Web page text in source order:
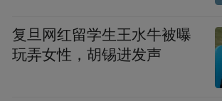
驭音乐、视听、事件与主人公
比一般，看到了真诚与情怀
养。央视电影频道《今日影评
复旦网红留学生王水牛被曝
玩弄女性，胡锡进发声